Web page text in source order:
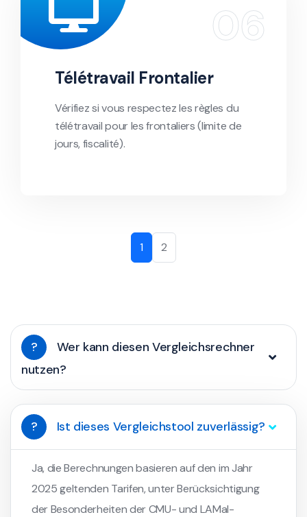
Télétravail Frontalier
Vérifiez si vous respectez les règles du
télétravail pour les frontaliers (limite de
jours, fiscalité).
1 2
?
Wer kann diesen Vergleichsrechner
nutzen?
? Ist dieses Vergleichstool zuverlässig?
Ja, die Berechnungen basieren auf den im Jahr
2025 geltenden Tarifen, unter Berücksichtigung
der Besonderheiten der CMU- und LAMal-